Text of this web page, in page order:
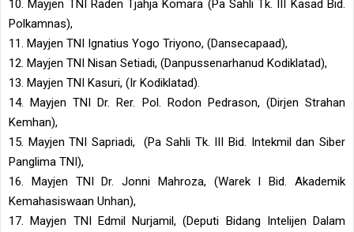
10. Mayjen TNI Raden Tjahja Komara (Pa Sahli Tk. III Kasad Bid.
Polkamnas),
11. Mayjen TNI Ignatius Yogo Triyono, (Dansecapaad),
12. Mayjen TNI Nisan Setiadi, (Danpussenarhanud Kodiklatad),
13. Mayjen TNI Kasuri, (Ir Kodiklatad).
14. Mayjen TNI Dr. Rer. Pol. Rodon Pedrason, (Dirjen Strahan
Kemhan),
15. Mayjen TNI Sapriadi, (Pa Sahli Tk. III Bid. Intekmil dan Siber
Panglima TNI),
16. Mayjen TNI Dr. Jonni Mahroza, (Warek I Bid. Akademik
Kemahasiswaan Unhan),
17. Mayjen TNI Edmil Nurjamil, (Deputi Bidang Intelijen Dalam